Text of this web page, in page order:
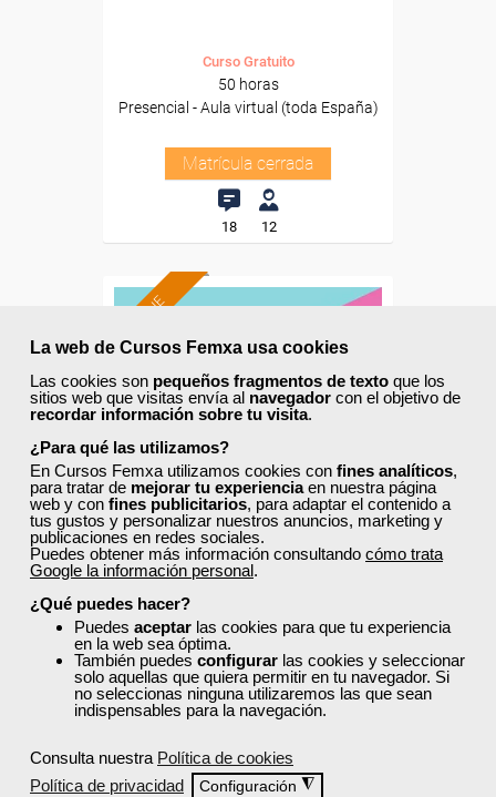
La web de Cursos Femxa usa cookies
Las cookies son pequeños fragmentos de texto que los
sitios web que visitas envía al navegador con el objetivo de
recordar información sobre tu visita.
¿Para qué las utilizamos?
En Cursos Femxa utilizamos cookies con fines analíticos,
para tratar de mejorar tu experienciaen nuestra página
web y con fines publicitarios, para adaptar el contenido a
tus gustos y personalizar nuestros anuncios, marketing y
publicaciones en redes sociales.
Puedes obtener más información consultando cómo trata
Google la información personal.
¿Qué puedes hacer?
Puedes aceptar las cookies para que tu experiencia
en la web sea óptima.
También puedes configurar las cookies y seleccionar
solo aquellas que quiera permitir en tu navegador. Si
no seleccionas ninguna utilizaremos las que sean
indispensables para la navegación.
Consulta nuestra Política de cookies
Política de privacidad
Configuración ◮
Curso Gratuito
50 horas
Presencial - Aula virtual (toda España)
Matrícula cerrada
18 12
ONLINE
Cursos Femxa
Finanzas para no financieros
Curso Gratuito
Online (toda España)